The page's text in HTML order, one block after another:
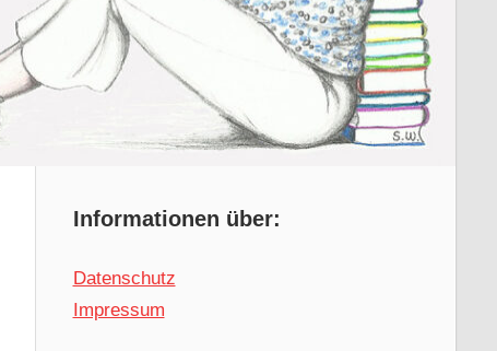
Informationen über:
Datenschutz
Impressum